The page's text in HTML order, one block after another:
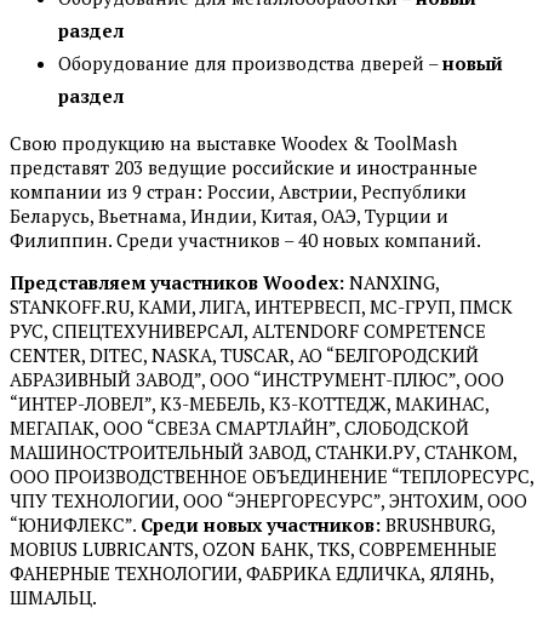
раздел
Оборудование для производства дверей –новый
раздел
Свою продукцию на выставке Woodex & ToolMash
представят 203 ведущие российские и иностранные
компании из 9 стран: России, Австрии, Республики
Беларусь, Вьетнама, Индии, Китая, ОАЭ, Турции и
Филиппин. Среди участников – 40 новых компаний.
Представляем участников Woodex: NANXING,
STANKOFF.RU, КАМИ, ЛИГА, ИНТЕРВЕСП, МС-ГРУП, ПМСК
РУС, СПЕЦТЕХУНИВЕРСАЛ, ALTENDORF COMPETENCE
CENTER, DITEC, NASKA, TUSCAR, АО “БЕЛГОРОДСКИЙ
АБРАЗИВНЫЙ ЗАВОД”, ООО “ИНСТРУМЕНТ-ПЛЮС”, ООО
“ИНТЕР-ЛОВЕЛ”, К3-МЕБЕЛЬ, К3-КОТТЕДЖ, МАКИНАС,
МЕГАПАК, ООО “СВЕЗА СМАРТЛАЙН”, СЛОБОДСКОЙ
МАШИНОСТРОИТЕЛЬНЫЙ ЗАВОД, СТАНКИ.РУ, СТАНКОМ,
ООО ПРОИЗВОДСТВЕННОЕ ОБЪЕДИНЕНИЕ “ТЕПЛОРЕСУРС,
ЧПУ ТЕХНОЛОГИИ, ООО “ЭНЕРГОРЕСУРС”, ЭНТОХИМ, ООО
“ЮНИФЛЕКС”. Среди новых участников: BRUSHBURG,
MOBIUS LUBRICANTS, OZON БАНК, TKS, СОВРЕМЕННЫЕ
ФАНЕРНЫЕ ТЕХНОЛОГИИ, ФАБРИКА ЕДЛИЧКА, ЯЛЯНЬ,
ШМАЛЬЦ.